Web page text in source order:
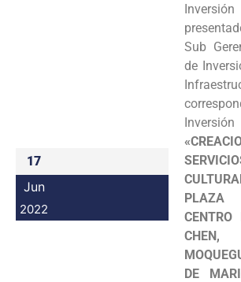
17
Jun
2022
Sub
de
CENTRO
CHEN,
DE